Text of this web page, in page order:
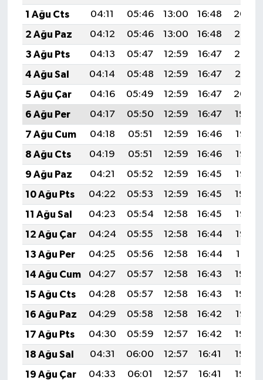
1 Ağu Cts
04:11 05:46 13:00 16:48
20:04
2 Ağu Paz
04:12 05:46 13:00 16:48
20:03
3 Ağu Pts
04:13 05:47 12:59 16:47
20:02
4 Ağu Sal
04:14 05:48 12:59 16:47
20:01
5 Ağu Çar
04:16 05:49 12:59 16:47
20:00
6 Ağu Per
04:17 05:50 12:59 16:47
19:59
7 Ağu Cum
04:18 05:51 12:59 16:46
19:57
8 Ağu Cts
04:19 05:51 12:59 16:46
19:56
9 Ağu Paz
04:21 05:52 12:59 16:45
19:55
10 Ağu Pts
04:22 05:53 12:59 16:45
19:54
11 Ağu Sal
04:23 05:54 12:58 16:45
19:53
12 Ağu Çar
04:24 05:55 12:58 16:44
19:52
13 Ağu Per
04:25 05:56 12:58 16:44
19:51
14 Ağu Cum
04:27 05:57 12:58 16:43
19:49
15 Ağu Cts
04:28 05:57 12:58 16:43
19:48
16 Ağu Paz
04:29 05:58 12:58 16:42
19:47
17 Ağu Pts
04:30 05:59 12:57 16:42
19:46
18 Ağu Sal
04:31 06:00 12:57 16:41
19:44
19 Ağu Çar
04:33 06:01 12:57 16:41
19:43